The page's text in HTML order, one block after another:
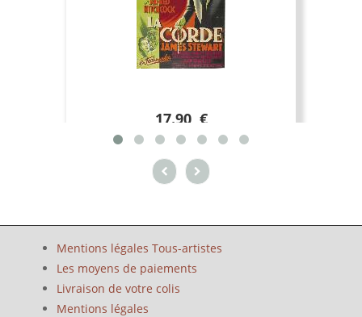
17.90 €
Mentions légales Tous-artistes
Les moyens de paiements
Livraison de votre colis
Mentions légales